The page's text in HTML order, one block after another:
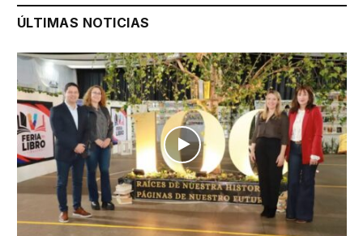
ÚLTIMAS NOTICIAS